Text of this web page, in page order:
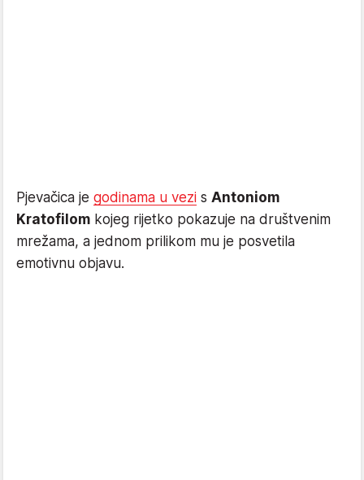
Pjevačica je godinama u vezi s Antoniom
Kratofilom kojeg rijetko pokazuje na društvenim
mrežama, a jednom prilikom mu je posvetila
emotivnu objavu.